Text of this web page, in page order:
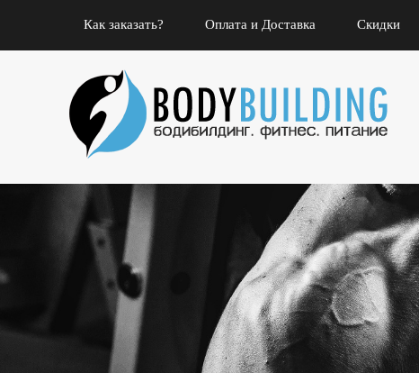
Как заказать? Оплата и Доставка Скидки